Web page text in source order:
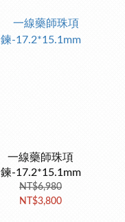
一線藥師珠項
鍊-17.2*15.1mm
NT$6,980
NT$3,800